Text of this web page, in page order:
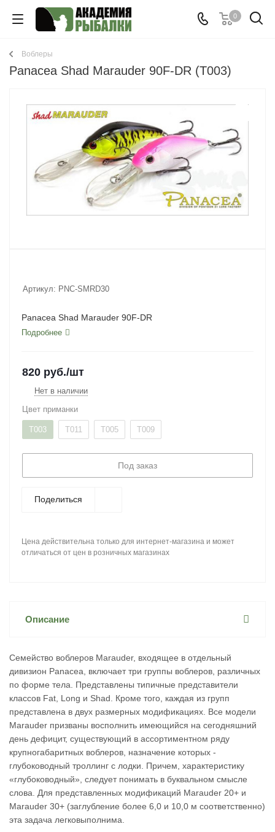
0
Воблеры
Panacea Shad Marauder 90F-DR (T003)
Артикул: PNC-SMRD30
Panacea Shad Marauder 90F-DR
Подробнее
820 руб./шт
Нет в наличии
Цвет приманки
T003 T011 T005 T009
Под заказ
Поделиться
Цена действительна только для интернет-магазина и может
отличаться от цен в розничных магазинах
Описание
Семейство воблеров Marauder, входящее в отдельный
дивизион Panacea, включает три группы воблеров, различных
по форме тела. Представлены типичные представители
классов Fat, Long и Shad. Кроме того, каждая из групп
представлена в двух размерных модификациях. Все модели
Marauder призваны восполнить имеющийся на сегодняшний
день дефицит, существующий в ассортиментном ряду
крупногабаритных воблеров, назначение которых -
глубоководный троллинг с лодки. Причем, характеристику
«глубоководный», следует понимать в буквальном смысле
слова. Для представленных модификаций Marauder 20+ и
Marauder 30+ (заглубление более 6,0 и 10,0 м соответственно)
эта задача легковыполнима.